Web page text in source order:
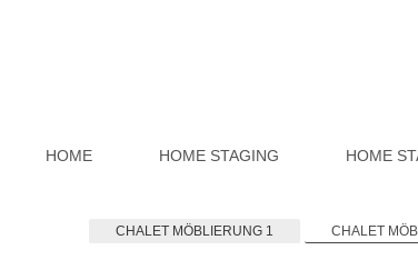
HOME HOME STAGING HOME
CHALET MÖBLIERUNG 1 CHALET